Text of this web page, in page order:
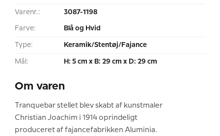
Varenr.: 3087-1198
Farve: Blå og Hvid
Type: Keramik/Stentøj/Fajance
Mål: H: 5 cm x B: 29 cm x D: 29 cm
Om varen
Tranquebar stellet blev skabt af kunstmaler
Christian Joachim i 1914 oprindeligt
produceret af fajancefabrikken Aluminia.